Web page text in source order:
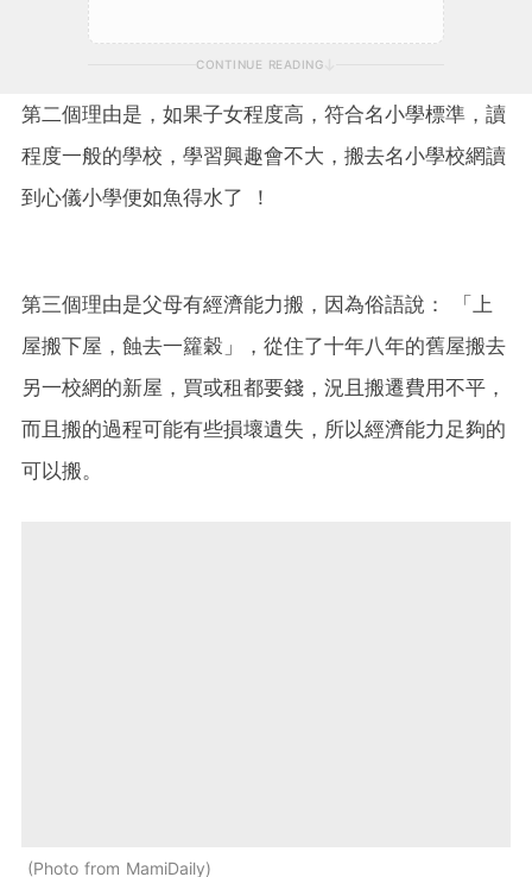
CONTINUE READING
第二個理由是，如果子女程度高，符合名小學標準，讀
程度一般的學校，學習興趣會不大，搬去名小學校網讀
到心儀小學便如魚得水了 ！
第三個理由是父母有經濟能力搬，因為俗語說： 「上
屋搬下屋，蝕去一籮穀」，從住了十年八年的舊屋搬去
另一校網的新屋，買或租都要錢，況且搬遷費用不平，
而且搬的過程可能有些損壞遺失，所以經濟能力足夠的
可以搬。
Photo from MamiDaily